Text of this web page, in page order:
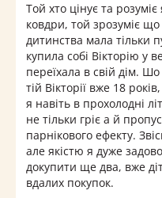
Той хто цінує та розуміє
ковдри, той зрозуміє
дитинства мала тільки
купила собі Вікторію у
переїхала в свій дім.
тій Вікторії вже 18
я навіть в прохолодні
не тільки гріє а й
парнікового ефекту.
але якістю я дуже
докупити ще два, вже
вдалих покупок.